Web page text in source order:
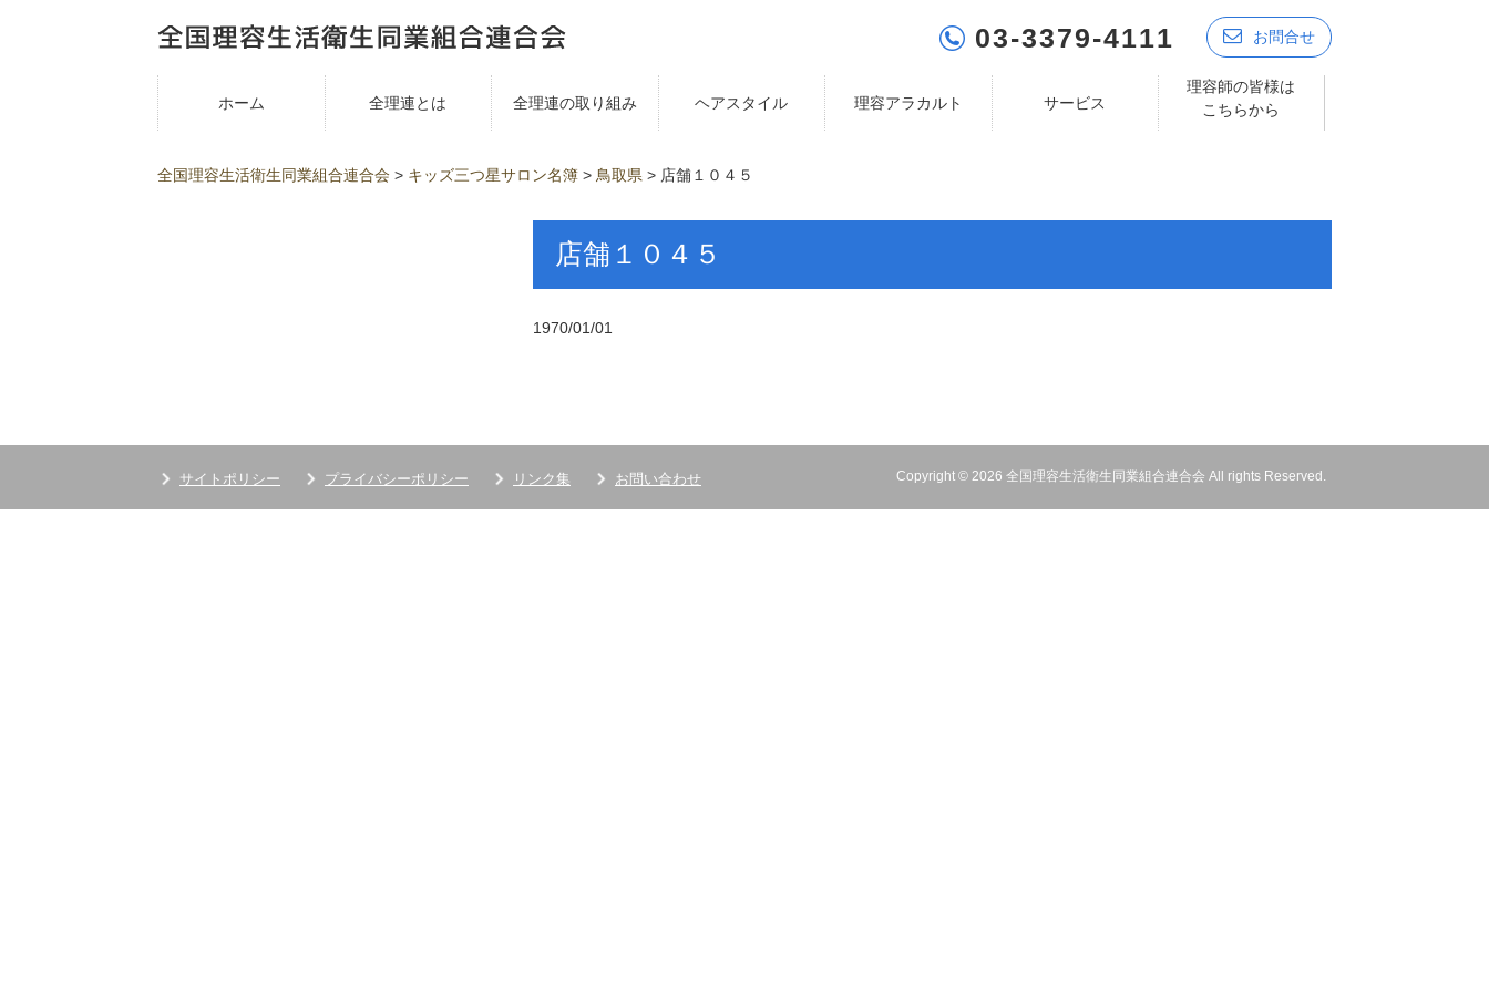
03-3379-4111 お問合せ
ホーム 全理連とは 全理連の取り組み ヘアスタイル 理容アラカルト サービス
理容師の皆様は
こちらから
全国理容生活衛生同業組合連合会 > キッズ三つ星サロン名簿 > 鳥取県 > 店舗１０４５
店舗１０４５
1970/01/01
サイトポリシー プライバシーポリシー リンク集 お問い合わせ Copyright © 2026 全国理容生活衛生同業組合連合会 All rights Reserved.